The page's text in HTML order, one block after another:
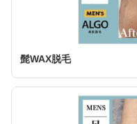
髭WAX脱毛